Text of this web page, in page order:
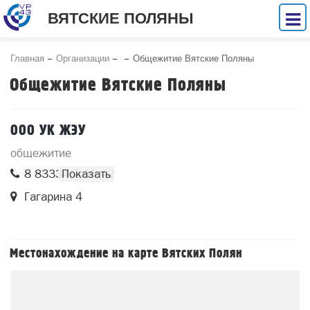
ВЯТСКИЕ ПОЛЯНЫ
Главная Организации Общежитие Вятские Поляны
Общежитие Вятские Поляны
ООО УК ЖЭУ
общежитие
8 83334 7 06 42
Гагарина 4
Местонахождение на карте Вятских Полян